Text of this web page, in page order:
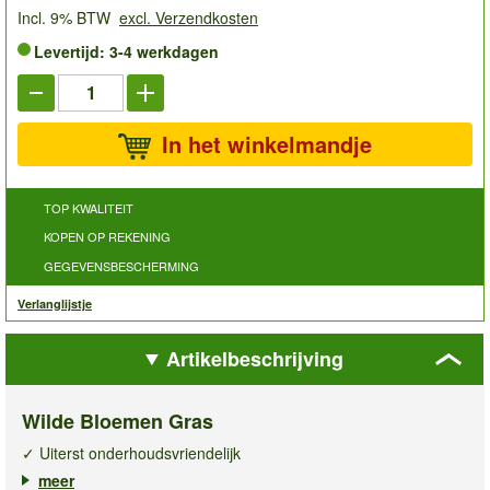
Incl. 9% BTW excl. Verzendkosten
Levertijd: 3-4 werkdagen
In het winkelmandje
TOP KWALITEIT
KOPEN OP REKENING
GEGEVENSBESCHERMING
Verlanglijstje
Artikelbeschrijving
Wilde Bloemen Gras
✓ Uiterst onderhoudsvriendelijk
✓ Belangrijke voedselbron voor bijen & vlinders
meer